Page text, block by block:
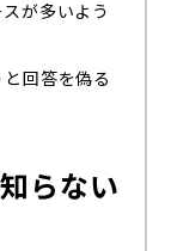
が多いよう
回答を偽る
らない